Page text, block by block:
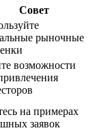
Совет
рыночные
возможности
на примерах
заявок